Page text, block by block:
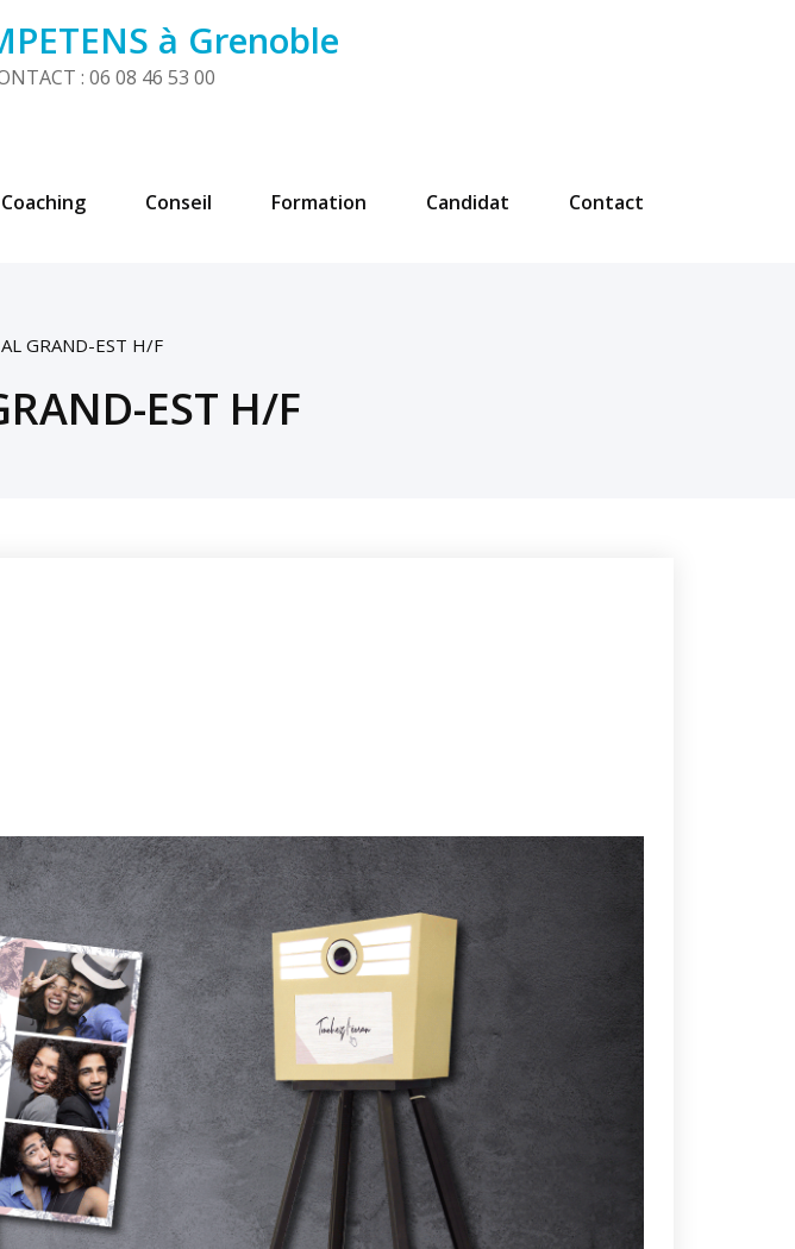
à Grenoble
: 06 08 46 53 00
Coaching Conseil Formation Candidat Contact
GRAND-EST H/F
EST H/F